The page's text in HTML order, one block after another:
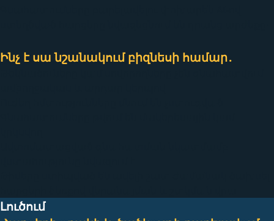
Ինչ է սա նշանակում բիզնեսի համար․
Լուծում